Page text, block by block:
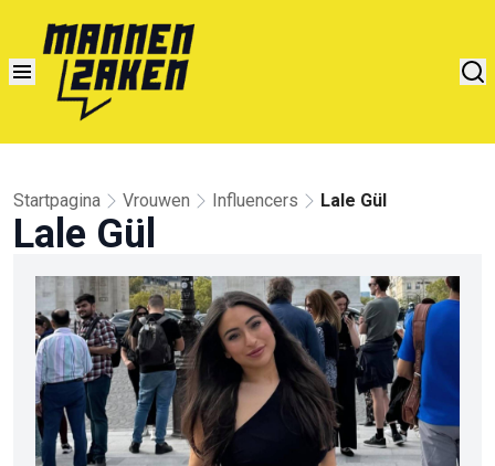
Startpagina Vrouwen Influencers Lale Gül
Lale Gül